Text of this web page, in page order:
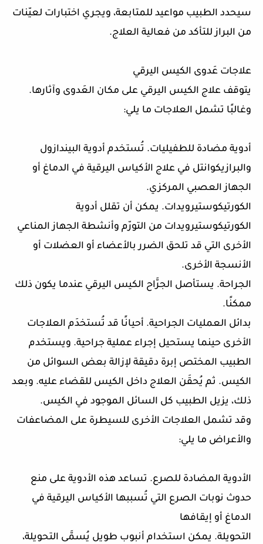
سيحدد الطبيب مواعيد للمتابعة، ويجري اختبارات لعيّنات
من البراز للتأكد من فعالية العلاج.
علاجات عَدوى الكيس اليرقي
يتوقف علاج الكيس اليرقي على مكان العَدوى وآثارها.
وغالبًا تشمل العلاجات ما يلي:
أدوية مضادة للطفيليات. تُستخدم أدوية البيندازول
والبرازيكوانتل في علاج الأكياس اليرقية في الدماغ أو
الجهاز العصبي المركزي.
الكورتيكوستيرويدات. يمكن أن تقلل أدوية
الكورتيكوستيرويدات من التورّم وأنشطة الجهاز المناعي
الأخرى التي قد تلحق الضرر بالأعضاء أو العضلات أو
الأنسجة الأخرى.
الجراحة. يستأصل الجرَّاح الكيس اليرقي عندما يكون ذلك
ممكنًا.
بدائل العمليات الجراحية. أحيانًا قد تُستخدَم العلاجات
الأخرى حينما يستحيل إجراء عملية جراحية. ويستخدم
الطبيب المختص إبرة دقيقة لإزالة بعض السوائل من
الكيس. ثم يُحقَن العلاج داخل الكيس للقضاء عليه. وبعد
ذلك، يزيل الطبيب كل السائل الموجود في الكيس.
وقد تشمل العلاجات الأخرى للسيطرة على المضاعفات
والأعراض ما يلي:
الأدوية المضادة للصرع. تساعد هذه الأدوية على منع
حدوث نوبات الصرع التي تُسببها الأكياس اليرقية في
الدماغ أو إيقافها
التحويلة. يمكن استخدام أنبوب طويل يُسمَّى التحويلة،